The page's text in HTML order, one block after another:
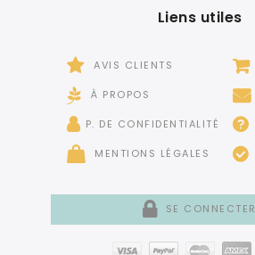
Liens utiles
AVIS CLIENTS
À PROPOS
P. DE CONFIDENTIALITÉ
MENTIONS LÉGALES
SE CONNECTER